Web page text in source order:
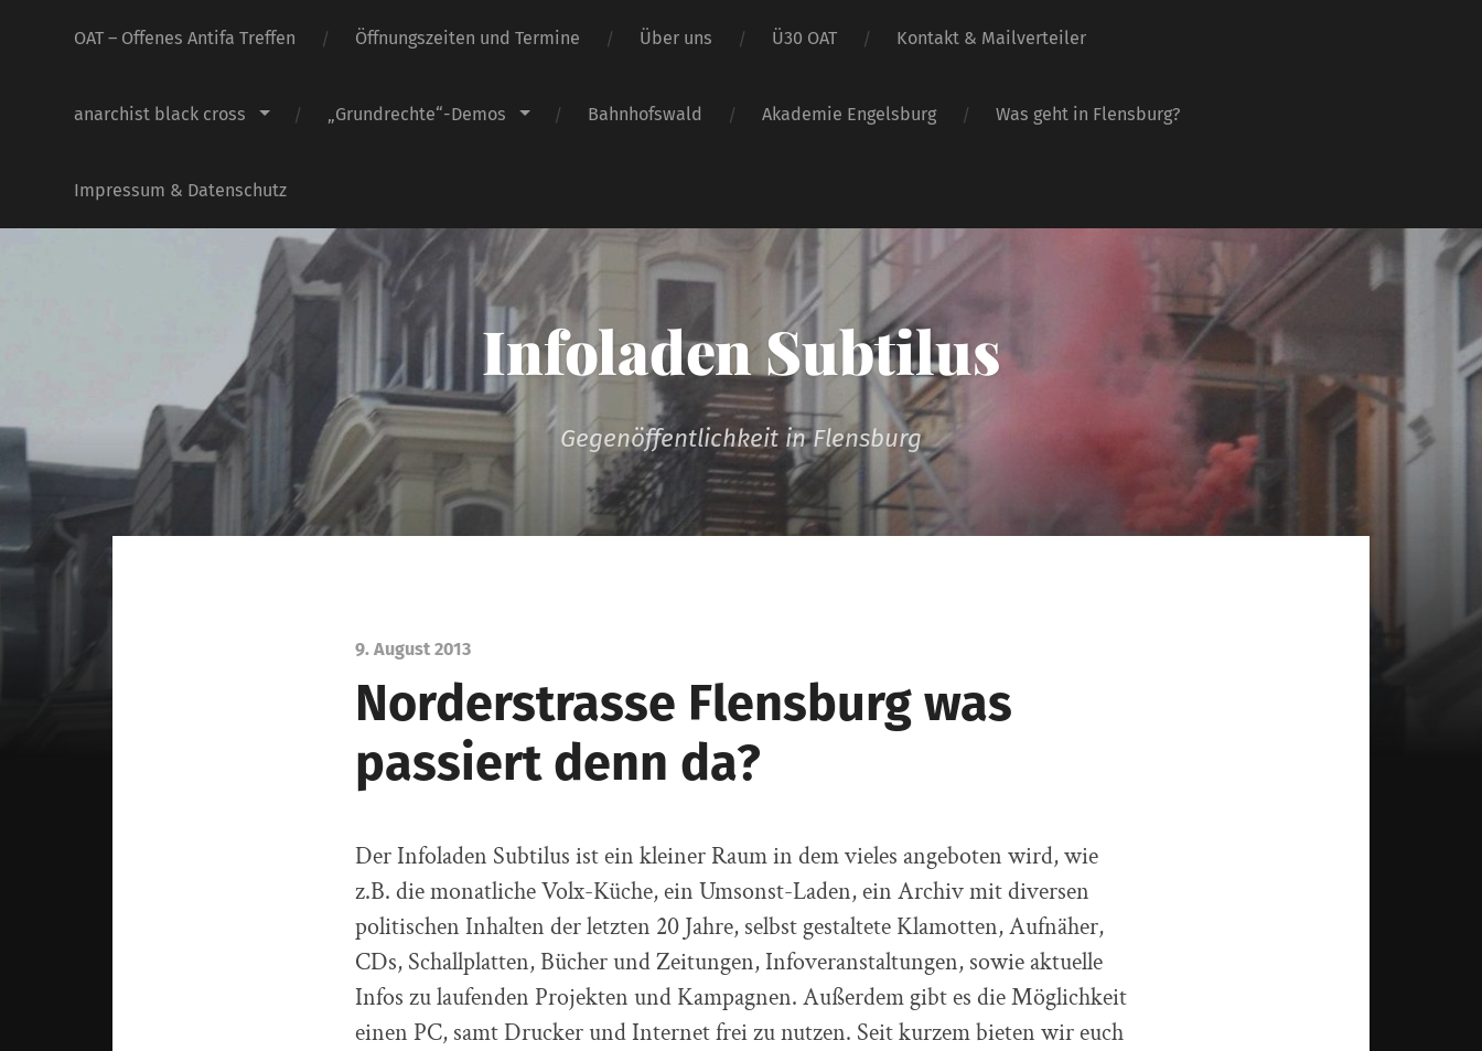
OAT – Offenes Antifa Treffen Öffnungszeiten und Termine Über uns Ü30 OAT Kontakt & Mailverteiler
anarchist black cross „Grundrechte“-Demos Bahnhofswald Akademie Engelsburg Was geht in Flensburg?
Impressum & Datenschutz
Infoladen Subtilus
Gegenöffentlichkeit in Flensburg
9. August 2013
Norderstrasse Flensburg was
passiert denn da?
Der Infoladen Subtilus ist ein kleiner Raum in dem vieles angeboten wird, wie
z.B. die monatliche Volx-Küche, ein Umsonst-Laden, ein Archiv mit diversen
politischen Inhalten der letzten 20 Jahre, selbst gestaltete Klamotten, Aufnäher,
CDs, Schallplatten, Bücher und Zeitungen, Infoveranstaltungen, sowie aktuelle
Infos zu laufenden Projekten und Kampagnen. Außerdem gibt es die Möglichkeit
einen PC, samt Drucker und Internet frei zu nutzen. Seit kurzem bieten wir euch